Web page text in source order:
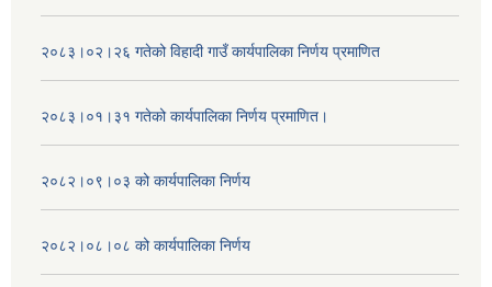
२०८३।०२।२६ गतेको विहादी गाउँ कार्यपालिका निर्णय प्रमाणित
२०८३।०१।३१ गतेको कार्यपालिका निर्णय प्रमाणित।
२०८२।०९।०३ को कार्यपालिका निर्णय
२०८२।०८।०८ को कार्यपालिका निर्णय